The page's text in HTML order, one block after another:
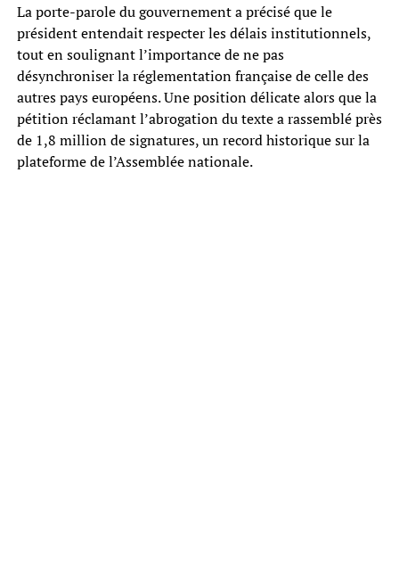
La porte-parole du gouvernement a précisé que le
président entendait respecter les délais institutionnels,
tout en soulignant l’importance de ne pas
désynchroniser la réglementation française de celle des
autres pays européens. Une position délicate alors que la
pétition réclamant l’abrogation du texte a rassemblé près
de 1,8 million de signatures, un record historique sur la
plateforme de l’Assemblée nationale.